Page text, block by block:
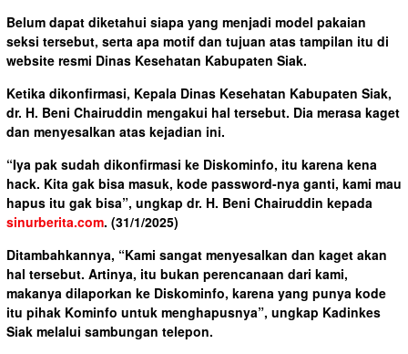
Belum dapat diketahui siapa yang menjadi model pakaian
seksi tersebut, serta apa motif dan tujuan atas tampilan itu di
website resmi Dinas Kesehatan Kabupaten Siak.
Ketika dikonfirmasi, Kepala Dinas Kesehatan Kabupaten Siak,
dr. H. Beni Chairuddin mengakui hal tersebut. Dia merasa kaget
dan menyesalkan atas kejadian ini.
“Iya pak sudah dikonfirmasi ke Diskominfo, itu karena kena
hack. Kita gak bisa masuk, kode password-nya ganti, kami mau
hapus itu gak bisa”, ungkap dr. H. Beni Chairuddin kepada
sinurberita.com. (31/1/2025)
Ditambahkannya, “Kami sangat menyesalkan dan kaget akan
hal tersebut. Artinya, itu bukan perencanaan dari kami,
makanya dilaporkan ke Diskominfo, karena yang punya kode
itu pihak Kominfo untuk menghapusnya”, ungkap Kadinkes
Siak melalui sambungan telepon.